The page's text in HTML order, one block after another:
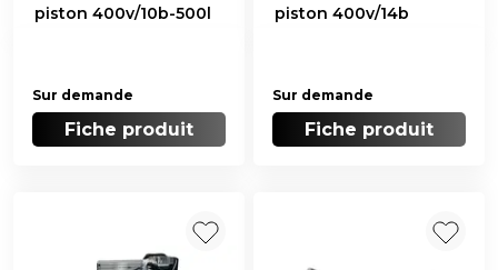
piston 400v/10b-500l
Sur demande
Fiche produit
piston 400v/14b
Sur demande
Fiche produit